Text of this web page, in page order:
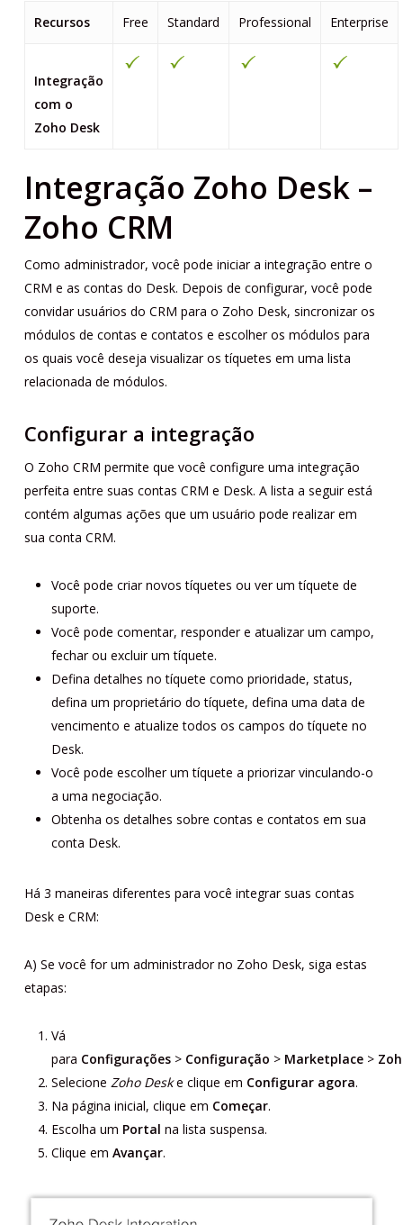
Recursos Free Standard Professional Enterprise
Integração
com o
Zoho Desk
Integração Zoho Desk –
Zoho CRM
Como administrador, você pode iniciar a integração entre o
CRM e as contas do Desk. Depois de configurar, você pode
convidar usuários do CRM para o Zoho Desk, sincronizar os
módulos de contas e contatos e escolher os módulos para
os quais você deseja visualizar os tíquetes em uma lista
relacionada de módulos.
Configurar a integração
O Zoho CRM permite que você configure uma integração
perfeita entre suas contas CRM e Desk. A lista a seguir está
contém algumas ações que um usuário pode realizar em
sua conta CRM.
Você pode criar novos tíquetes ou ver um tíquete de
suporte.
Você pode comentar, responder e atualizar um campo,
fechar ou excluir um tíquete.
Defina detalhes no tíquete como prioridade, status,
defina um proprietário do tíquete, defina uma data de
vencimento e atualize todos os campos do tíquete no
Desk.
Você pode escolher um tíquete a priorizar vinculando-o
a uma negociação.
Obtenha os detalhes sobre contas e contatos em sua
conta Desk.
Há 3 maneiras diferentes para você integrar suas contas
Desk e CRM:
A) Se você for um administrador no Zoho Desk, siga estas
etapas:
Vá
para Configurações> Configuração > Marketplace>
Selecione Zoho Deske clique em Configurar agora.
Na página inicial, clique em Começar.
Escolha um Portal na lista suspensa.
Clique em Avançar.